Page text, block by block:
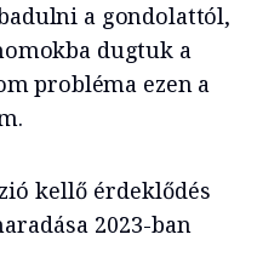
a gondolattól,
dugtuk a
probléma ezen a
kellő érdeklődés
2023-ban